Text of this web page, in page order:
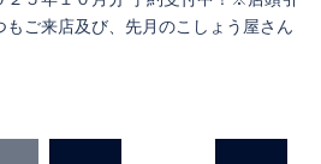
ご来店及び、先月のこしょう屋さん